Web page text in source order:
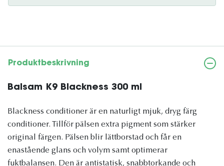
Produktbeskrivning
Balsam K9 Blackness 300 ml
Blackness conditioner är en naturligt mjuk, dryg färg
conditioner. Tillför pälsen extra pigment som stärker
original färgen. Pälsen blir lättborstad och får en
enastående glans och volym samt optimerar
fuktbalansen. Den är antistatisk, snabbtorkande och